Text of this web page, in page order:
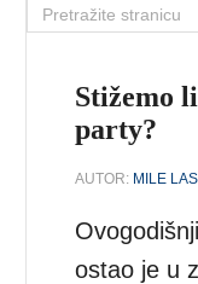
Stižemo
party?
AUTOR: MILE
ostao je u